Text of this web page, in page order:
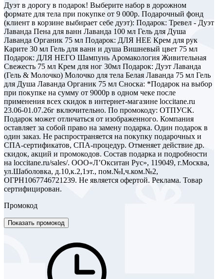
Дуэт в дорогу в подарок! Выберите набор в дорожном
формате для тела при покупке от 9 000р. Подарочный фонд
(клиент в корзине выбирает себе дуэт): Подарок: Тревел - Дуэт
Лаванда Пена для ванн Лаванда 100 мл Гель для Душа
Лаванда Органик 75 мл Подарок: ДЛЯ НЕЕ Крем для рук
Карите 30 мл Гель для ванн и душа Вишневый цвет 75 мл
Подарок: ДЛЯ НЕГО Шампунь Аромакология Живительная
Свежесть 75 мл Крем для ног 30мл Подарок: Дуэт Лаванда
(Гель & Молочко) Молочко для тела Белая Лаванда 75 мл Гель
для Душа Лаванда Органик 75 мл Сноска: *Подарок на выбор
при покупке на сумму от 9000р в одном чеке после
применения всех скидок в интернет-магазине loccitane.ru
23.06-01.07.26г включительно. По промокоду: ОТПУСК.
Подарок может отличаться от изображенного. Компания
оставляет за собой право на замену подарка. Один подарок в
один заказ. Не распространяется на покупку подарочных и
СПА-сертификатов, СПА-процедур. Отменяет действие др.
скидок, акций и промокодов. Состав подарка и подробности
на loccitane.ru/sales/. ООО«Л’Окситан Рус», 119049, г.Москва,
ул.Шаболовка, д.10,к.2,1эт., пом.№I,ч.ком.№2,
ОГРН1067746721239. Не является офертой. Реклама. Товар
сертифицирован.
Промокод
Показать промокод